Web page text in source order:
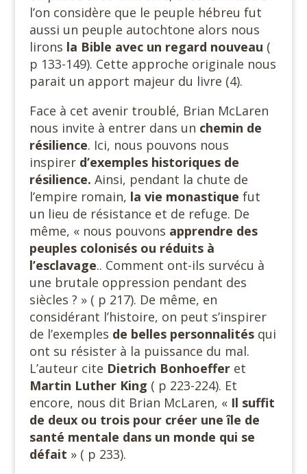
l’on considère que le peuple hébreu fut
aussi un peuple autochtone alors nous
lirons la Bible avec un regard nouveau (
p 133-149). Cette approche originale nous
parait un apport majeur du livre (4).
Face à cet avenir troublé, Brian McLaren
nous invite à entrer dans un chemin de
résilience. Ici, nous pouvons nous
inspirer d’exemples historiques de
résilience. Ainsi, pendant la chute de
l’empire romain, la vie monastique fut
un lieu de résistance et de refuge. De
même, « nous pouvons apprendre des
peuples colonisés ou réduits à
l’esclavage.. Comment ont-ils survécu à
une brutale oppression pendant des
siècles ? » ( p 217). De même, en
considérant l’histoire, on peut s’inspirer
de l’exemples de belles personnalitésqui
ont su résister à la puissance du mal.
L’auteur cite Dietrich Bonhoefferet
Martin Luther King ( p 223-224). Et
encore, nous dit Brian McLaren, « Il suffit
de deux ou trois pour créer une île de
santé mentale dans un monde qui se
défait » ( p 233).